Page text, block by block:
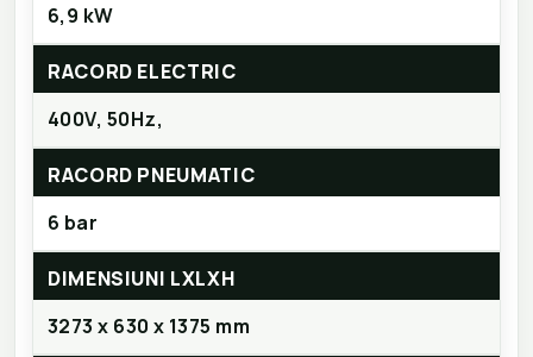
6,9 kW
RACORD ELECTRIC
400V, 50Hz,
RACORD PNEUMATIC
6 bar
DIMENSIUNI LXLXH
3273 x 630 x 1375 mm